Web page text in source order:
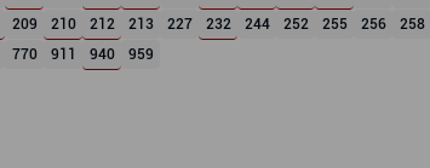
209 210 212 213 227 232 244 252 255 256 258
770 911 940 959